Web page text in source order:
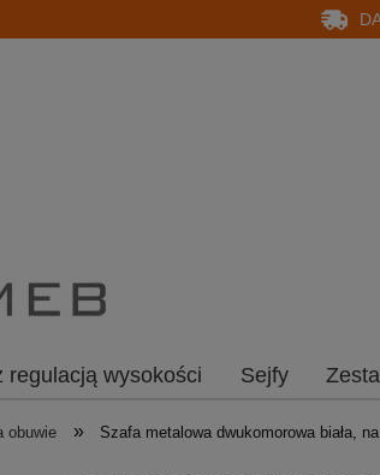
regulacją wysokości Sejfy
obuwie » Szafa metalowa dwukomorowa biała,